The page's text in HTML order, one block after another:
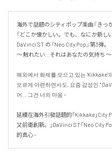
海外で話題のシティポップ楽曲『きっか
「どこか懐かしい。でも、なにか新しい
DaVinci ST の『Neo City Pop』第3弾。
〜 触れたい...それはあなたの気持ち 〜
해외에서 화제를 모으고 있는 'Kikkake'
모르게 아련하면서도, 요즘 감성인."
어... 그건 너의 마음 -
延續在海外引發話題的「Kikkake」City
又前衛創新。」DaVinci ST「Neo City
的真心 -